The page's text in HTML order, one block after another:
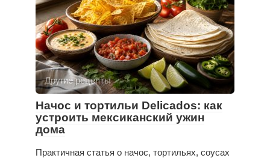
Другие рецепты
Начос и тортильи Delicados: как
устроить мексиканский ужин
дома
Практичная статья о начос, тортильях, соусах